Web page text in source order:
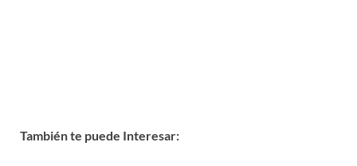
También te puede Interesar: